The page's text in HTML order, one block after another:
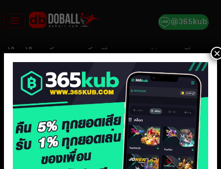
to
content
ไฮไลท์ เซอร์เบีย พบ ฮังการี เน
ชันส์ลีก
×